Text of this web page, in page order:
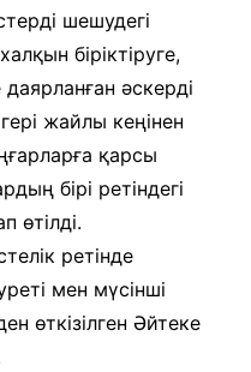
шешудегі
біріктіруге,
әскерді
жайлы кеңінен
қарсы
бірі ретіндегі
өтілді.
ретінде
мен мүсінші
өткізілген Әйтеке